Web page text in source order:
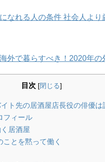
なれる人の条件 社会人よ
外で暮らすべき！2020年
目次 [閉じる]
ト先の居酒屋店長役の俳優は
フィール
居酒屋
ことを黙って働く